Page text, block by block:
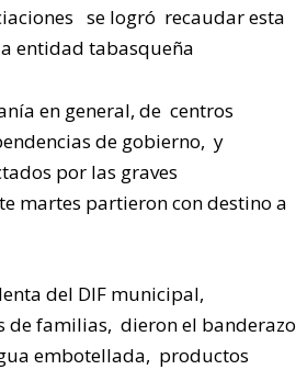
se logró recaudar esta
entidad tabasqueña
en general, de centros
de gobierno, y
por las graves
martes partieron con destino a
del DIF municipal,
de familias, dieron el banderazo
embotellada, productos